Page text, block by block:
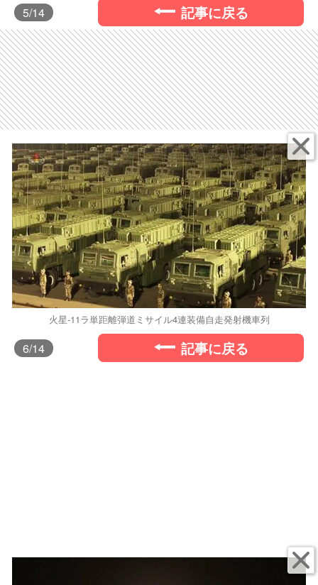
5/14 記事に戻る
火星-11ラ単距離弾道ミサイル4連装備自走発射機車列
6/14 記事に戻る